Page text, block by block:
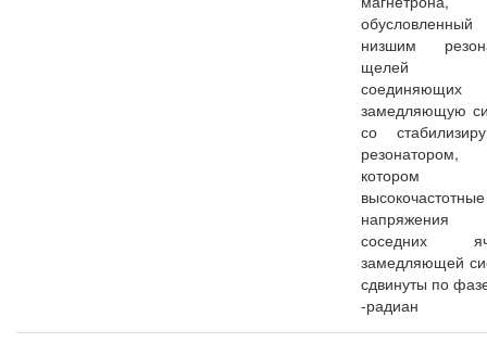
обусловленный
низшим
щелей
соединяющих
замедляющую
со
котором
высокочастотные
соседних
замедляющей
сдвинуты по
-радиан